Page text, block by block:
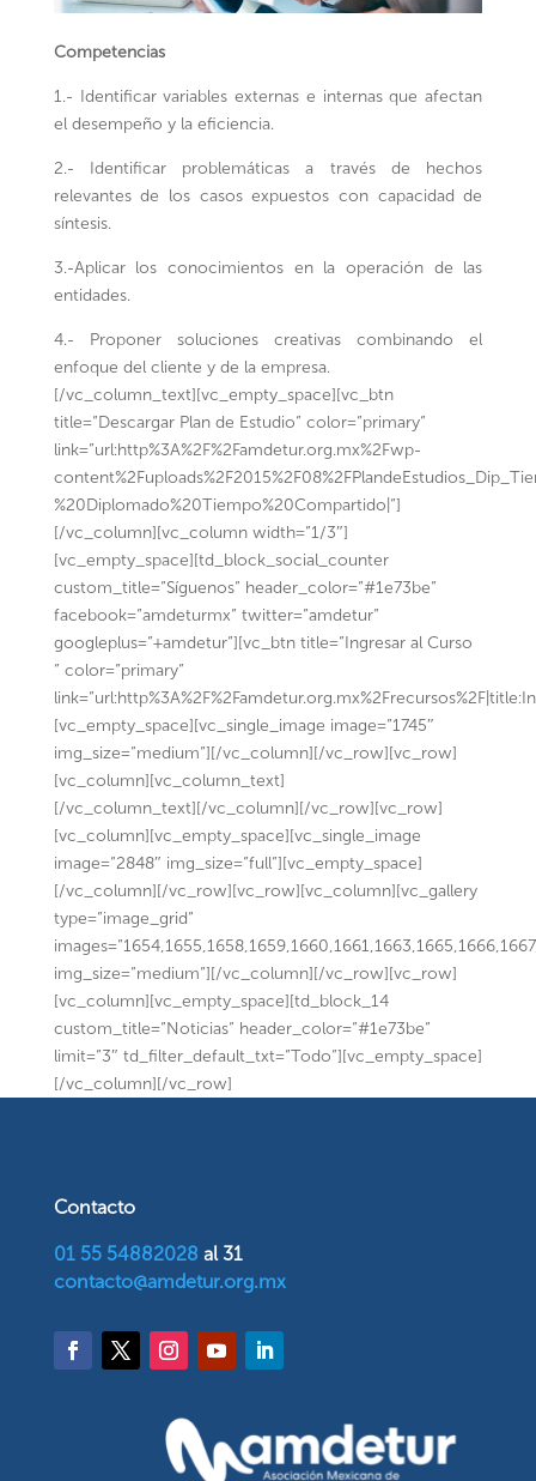
Competencias
1.- Identificar variables externas e internas que afectan
el desempeño y la eficiencia.
2.- Identificar problemáticas a través de hechos
relevantes de los casos expuestos con capacidad de
síntesis.
3.-Aplicar los conocimientos en la operación de las
entidades.
4.- Proponer soluciones creativas combinando el
enfoque del cliente y de la empresa.
[/vc_column_text][vc_empty_space][vc_btn
title=”Descargar Plan de Estudio” color=”primary”
link=”url:http%3A%2F%2Famdetur.org.mx%2Fwp-
%20Diplomado%20Tiempo%20Compartido|”]
[/vc_column][vc_column width=”1/3″]
[vc_empty_space][td_block_social_counter
custom_title=”Síguenos” header_color=”#1e73be”
facebook=”amdeturmx” twitter=”amdetur”
googleplus=”+amdetur”][vc_btn title=”Ingresar al Curso
” color=”primary”
[vc_empty_space][vc_single_image image=”1745″
img_size=”medium”][/vc_column][/vc_row][vc_row]
[vc_column][vc_column_text]
[/vc_column_text][/vc_column][/vc_row][vc_row]
[vc_column][vc_empty_space][vc_single_image
image=”2848″ img_size=”full”][vc_empty_space]
[/vc_column][/vc_row][vc_row][vc_column][vc_gallery
type=”image_grid”
img_size=”medium”][/vc_column][/vc_row][vc_row]
[vc_column][vc_empty_space][td_block_14
custom_title=”Noticias” header_color=”#1e73be”
limit=”3″ td_filter_default_txt=”Todo”][vc_empty_space]
[/vc_column][/vc_row]
Contacto
01 55 54882028 al 31
contacto@amdetur.org.mx